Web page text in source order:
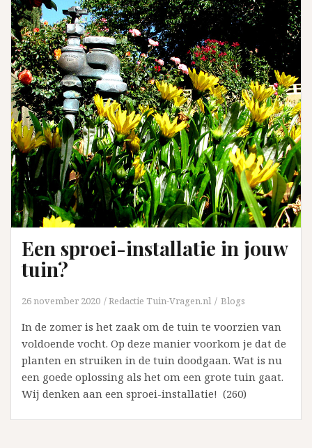
Een sproei-installatie in jouw
tuin?
26 november 2020 Redactie Tuin-Vragen.nl Blogs
In de zomer is het zaak om de tuin te voorzien van
voldoende vocht. Op deze manier voorkom je dat de
planten en struiken in de tuin doodgaan. Wat is nu
een goede oplossing als het om een grote tuin gaat.
Wij denken aan een sproei-installatie! (260)